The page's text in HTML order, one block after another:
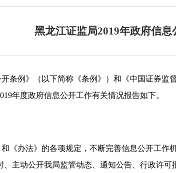
黑龙江证监局2019年政府信
条例》（以下简称《条例》）和《中国证券
9年度政府信息公开工作有关情况报告如下。
《办法》的各项规定，不断完善信息公开工作机
主动公开我局监管动态、通知公告、行政许